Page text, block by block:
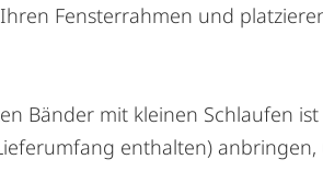
Fensterrahmen und
Bänder mit kleinen Schlaufen
enthalten)